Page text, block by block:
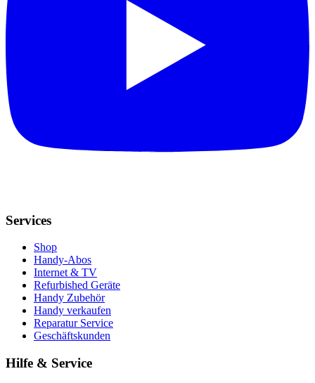
Services
Shop
Handy-Abos
Internet & TV
Refurbished Geräte
Handy Zubehör
Handy verkaufen
Reparatur Service
Geschäftskunden
Hilfe & Service